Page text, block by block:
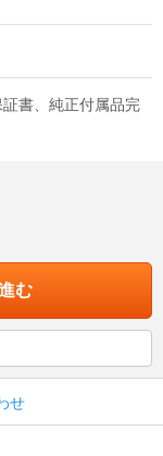
書、純正付属品完
む
せ